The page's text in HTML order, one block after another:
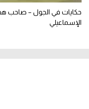
حكايات في الجول – صاحب
الإسماعيلي